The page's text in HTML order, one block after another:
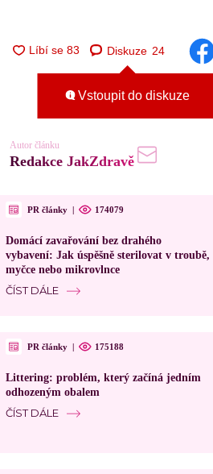
Diskuze 24
Vstoupit do diskuze
Autor článku
Redakce JakZdravě
PR články | 174079
Domácí zavařování bez drahého
vybavení: Jak úspěšně sterilovat v troubě,
myčce nebo mikrovlnce
ČÍST DÁLE
PR články | 175188
Littering: problém, který začíná jedním
odhozeným obalem
ČÍST DÁLE